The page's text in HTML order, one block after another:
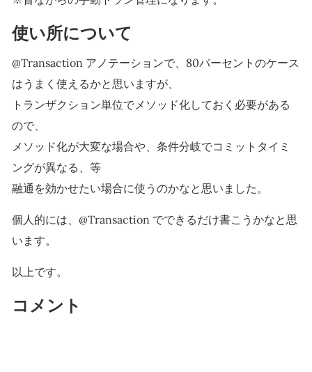
使い所について
@Transaction アノテーションで、80パーセントのケース
はうまく使えるかと思いますが、
トランザクション単位でメソッド化しておく必要がある
ので、
メソッド化が大変な場合や、条件分岐でコミットタイミ
ングが異なる、等
融通を効かせたい場合に使うのかなと思いました。
個人的には、@Transaction でできるだけ書こうかなと思
います。
以上です。
コメント